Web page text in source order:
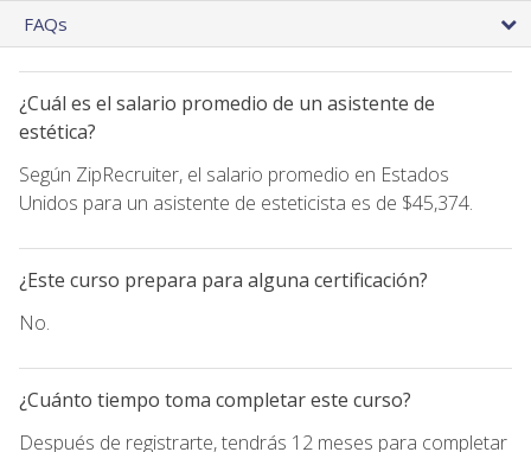
FAQs
¿Cuál es el salario promedio de un asistente de
estética?
Según ZipRecruiter, el salario promedio en Estados
Unidos para un asistente de esteticista es de $45,374.
¿Este curso prepara para alguna certificación?
No.
¿Cuánto tiempo toma completar este curso?
Después de registrarte, tendrás 12 meses para completar